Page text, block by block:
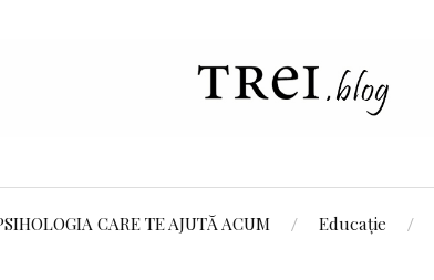
CARE TE AJUTĂ ACUM Educație